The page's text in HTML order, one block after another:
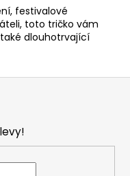
festivalové
toto tričko vám
dlouhotrvající